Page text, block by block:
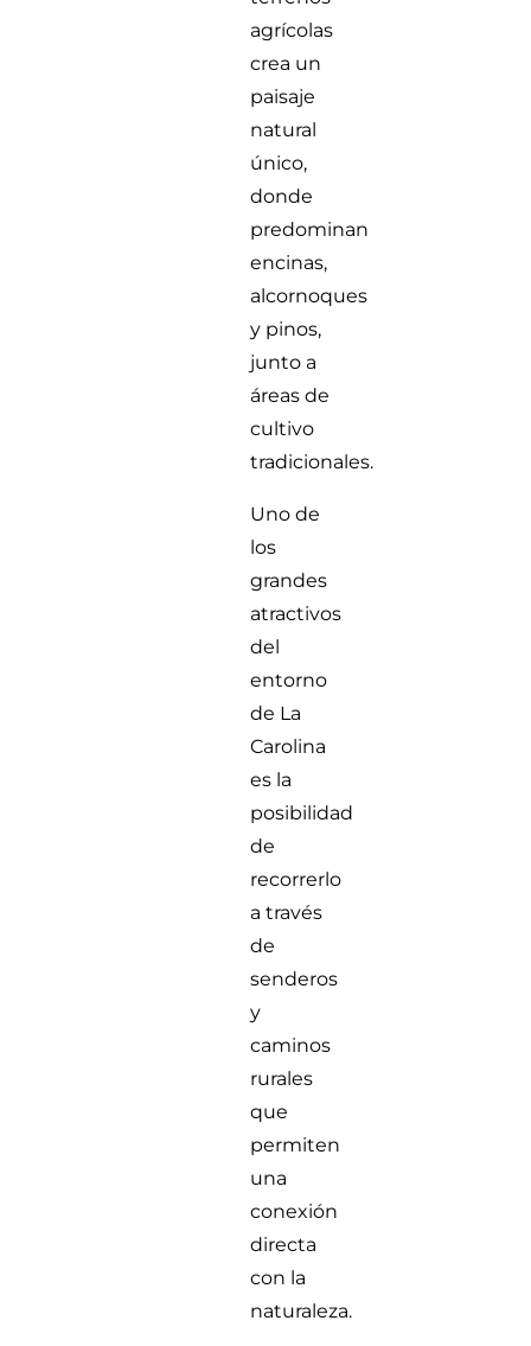
agrícolas
crea un
paisaje
natural
único,
donde
predominan
encinas,
alcornoques
y pinos,
junto a
áreas de
cultivo
tradicionales.
Uno de
los
grandes
atractivos
del
entorno
de La
Carolina
es la
posibilidad
de
recorrerlo
a través
de
senderos
y
caminos
rurales
que
permiten
una
conexión
directa
con la
naturaleza.